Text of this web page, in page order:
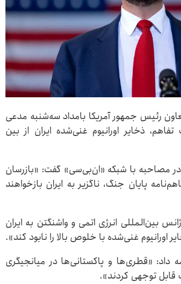
رئیس جمهور آمریکا بامداد سه‌شنبه مدعی
ذخایر اورانیوم غنی‌شده ایران از بین
مصاحبه با شبکه «ان‌بی‌سی» گفت: «بازرسان
پایان جنگ، ناگزیر به ایران بازخواهند
بین‌المللی انرژی اتمی و واشنگتن به ایران
اورانیوم غنی‌شده با خلوص بالا را نابود کند».
داد: «قطری‌ها و پاکستانی‌ها در میانجیگری
قابل توجهی کردند».